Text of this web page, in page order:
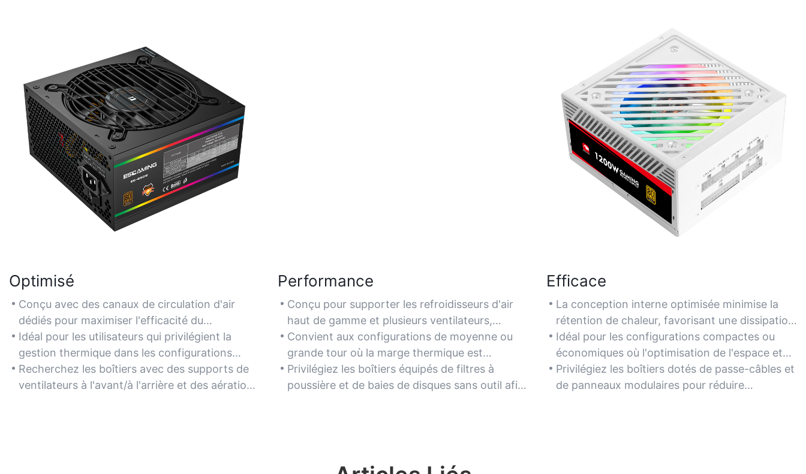
Optimisé
Conçu avec des canaux de circulation d'air
dédiés pour maximiser l'efficacité du
refroidissement des processeurs et des cartes
graphiques refroidis par air, garantissant des
performances stables lors de sessions de jeu
intenses.
Idéal pour les utilisateurs qui privilégient la
gestion thermique dans les configurations
hautes performances, notamment avec des
composants overclockés.
Recherchez les boîtiers avec des supports de
ventilateurs à l'avant/à l'arrière et des aérations
Performance
Conçu pour supporter les refroidisseurs d'air
haut de gamme et plusieurs ventilateurs,
maintenant des températures optimales pour
des sessions de jeu et un multitâche soutenus.
Convient aux configurations de moyenne ou
grande tour où la marge thermique est
essentielle pour les applications exigeantes.
Privilégiez les boîtiers équipés de filtres à
poussière et de baies de disques sans outil afin
Efficace
La conception interne optimisée minimise la
rétention de chaleur, favorisant une dissipation
thermique efficace pour les composants
refroidis par air.
Idéal pour les configurations compactes ou
économiques où l'optimisation de l'espace et
l'efficacité du refroidissement sont équilibrées.
Privilégiez les boîtiers dotés de passe-câbles et
de panneaux modulaires pour réduire